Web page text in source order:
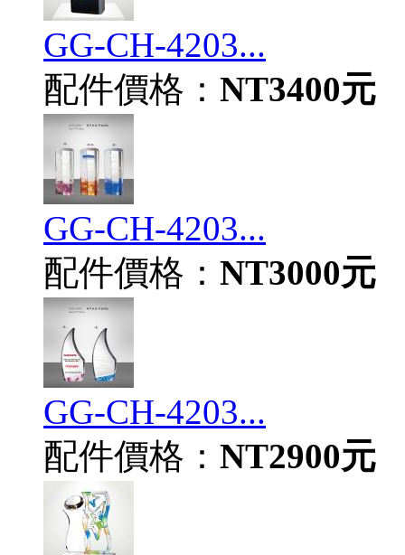
GG-CH-4203...
配件價格： NT3400元
GG-CH-4203...
配件價格： NT3000元
GG-CH-4203...
配件價格： NT2900元